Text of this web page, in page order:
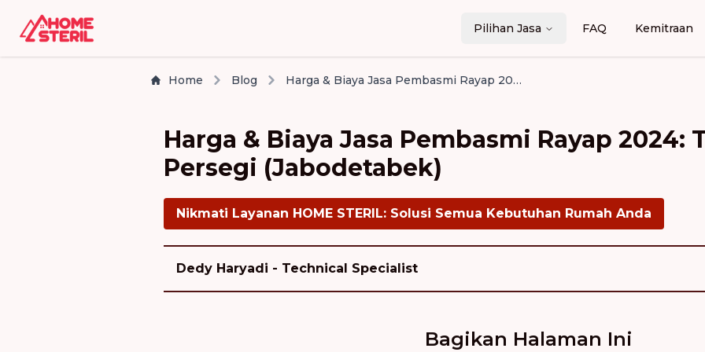
Pilihan Jasa FAQ Kemitraan
Home Blog Harga & Biaya Jasa Pembasmi Rayap 2024: Tarif per Meter Persegi (Jabodetabek)
Harga & Biaya Jasa Pembasmi Rayap 2024:
Persegi (Jabodetabek)
Nikmati Layanan HOME STERIL: Solusi Semua Kebutuhan Rumah Anda
Dedy Haryadi - Technical Specialist
Bagikan Halaman Ini